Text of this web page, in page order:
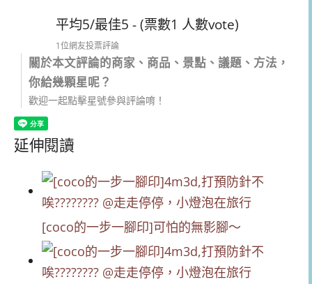
平均5/最佳5 - (票數1 人數vote)
1位網友投票評論
關於本文評論的商家、商品、景點、議題、方法，
你給幾顆星呢？
歡迎一起點擊星號參與評論唷！
延伸閱讀
[coco的一步一腳印]可怕的無影腳～